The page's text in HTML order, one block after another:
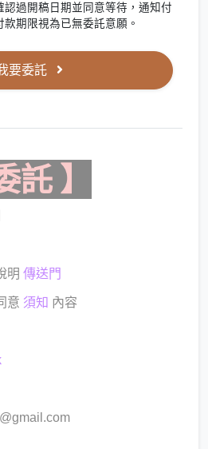
認過開稿日期並同意等待，通知付
期限視為已無委託意願。
要委託
託 】
明 傳送門
意 須知 內容